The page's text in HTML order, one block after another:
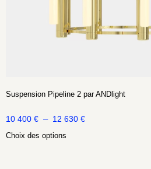
Suspension Pipeline 2 par ANDlight
10 400 € – 12 630 €
Choix des options